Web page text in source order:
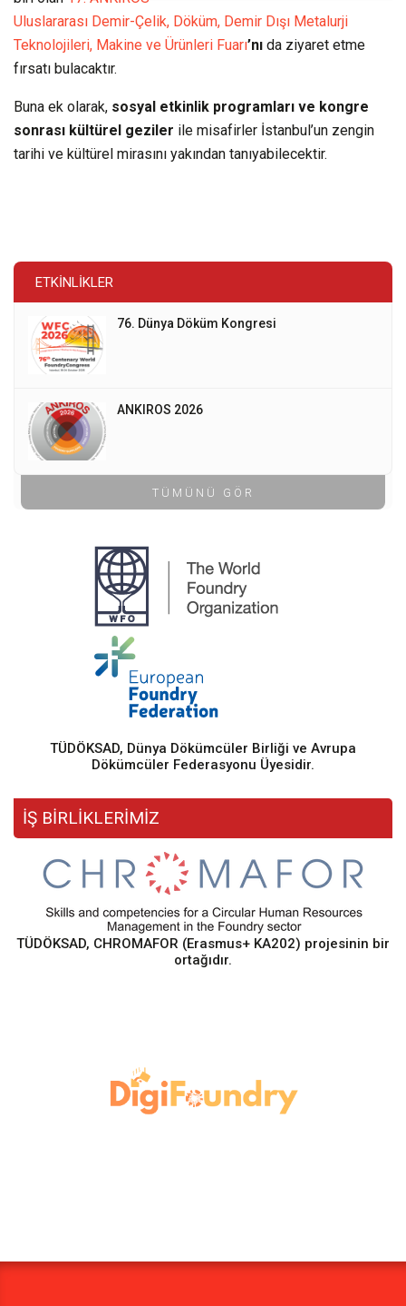
Uluslararası Demir-Çelik, Döküm, Demir Dışı Metalurji
Teknolojileri, Makine ve Ürünleri Fuarı’nı da ziyaret etme
fırsatı bulacaktır.
Buna ek olarak, sosyal etkinlik programları ve kongre
sonrası kültürel geziler ile misafirler İstanbul’un zengin
tarihi ve kültürel mirasını yakından tanıyabilecektir.
ETKINLIKLER
76. Dünya Döküm Kongresi
ANKIROS 2026
TÜMÜNÜ GÖR
TÜDÖKSAD, Dünya Dökümcüler Birliği ve Avrupa
Dökümcüler Federasyonu Üyesidir.
İŞ BİRLİKLERİMİZ
TÜDÖKSAD, CHROMAFOR (Erasmus+ KA202) projesinin bir
ortağıdır.